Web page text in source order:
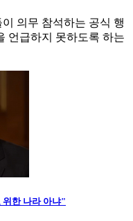
의무 참석하는 공식 행
언급하지 못하도록 하는
위한 나라 아냐"